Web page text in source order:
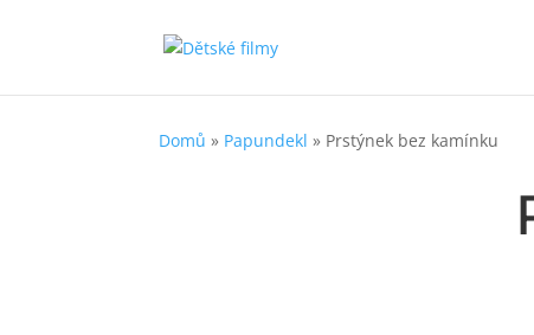
Domů » Papundekl » Prstýnek bez kamínku